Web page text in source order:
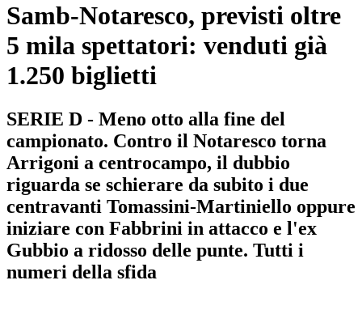
Samb-Notaresco, previsti oltre
5 mila spettatori: venduti già
1.250 biglietti
SERIE D - Meno otto alla fine del
campionato. Contro il Notaresco torna
Arrigoni a centrocampo, il dubbio
riguarda se schierare da subito i due
centravanti Tomassini-Martiniello oppure
iniziare con Fabbrini in attacco e l'ex
Gubbio a ridosso delle punte. Tutti i
numeri della sfida